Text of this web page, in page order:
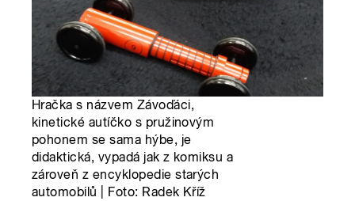
Hračka s názvem Závoďáci,
kinetické autíčko s pružinovým
pohonem se sama hýbe, je
didaktická, vypadá jak z komiksu a
zároveň z encyklopedie starých
automobilů | Foto: Radek Kříž